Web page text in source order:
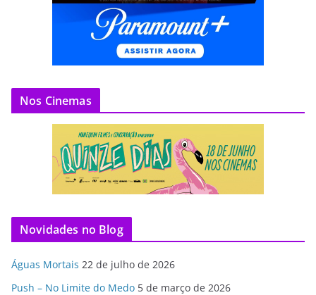
Nos Cinemas
Novidades no Blog
Águas Mortais 22 de julho de 2026
Push – No Limite do Medo 5 de março de 2026